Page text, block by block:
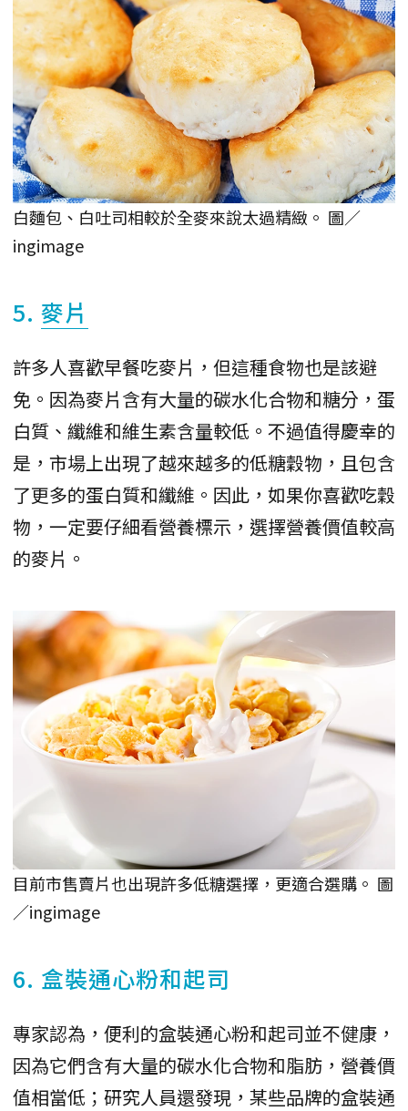
白麵包、白吐司相較於全麥來說太過精緻。 圖／
ingimage
5. 麥片
許多人喜歡早餐吃麥片，但這種食物也是該避
免。因為麥片含有大量的碳水化合物和糖分，蛋
白質、纖維和維生素含量較低。不過值得慶幸的
是，市場上出現了越來越多的低糖穀物，且包含
了更多的蛋白質和纖維。因此，如果你喜歡吃穀
物，一定要仔細看營養標示，選擇營養價值較高
的麥片。
目前市售賣片也出現許多低糖選擇，更適合選購。 圖
／ingimage
6. 盒裝通心粉和起司
專家認為，便利的盒裝通心粉和起司並不健康，
因為它們含有大量的碳水化合物和脂肪，營養價
值相當低；研究人員還發現，某些品牌的盒裝通